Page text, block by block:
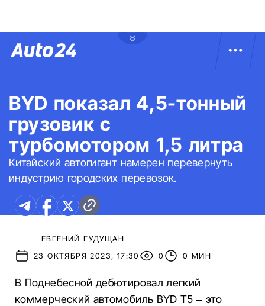
BYD показал 4,5-тонный
грузовик с
турбомотором 1,5 литра
Китайский автогигант намерен перевернуть
индустрию городских перевозок.
ЕВГЕНИЙ ГУДУЩАН
23 ОКТЯБРЯ 2023, 17:30
0 0 МИН
В Поднебесной дебютировал легкий
коммерческий автомобиль BYD T5 – это